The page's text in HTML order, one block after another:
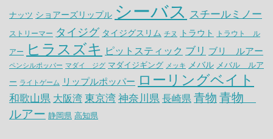
ナッツ ショアーズリップル シーバス スチールミノー
ストリーマー タイジグ タイジグスリム チヌ トラウト トラウト ル
アー ヒラスズキ ピットスティック ブリ ブリ ルアー
ペンシルポッパー マダイ ジグ マダイジギング メッキ メバル メバル ルア
ー ライトゲーム リップルポッパー ローリングベイト
和歌山県 大阪湾 東京湾 神奈川県 長崎県 青物 青物
ルアー 静岡県 高知県